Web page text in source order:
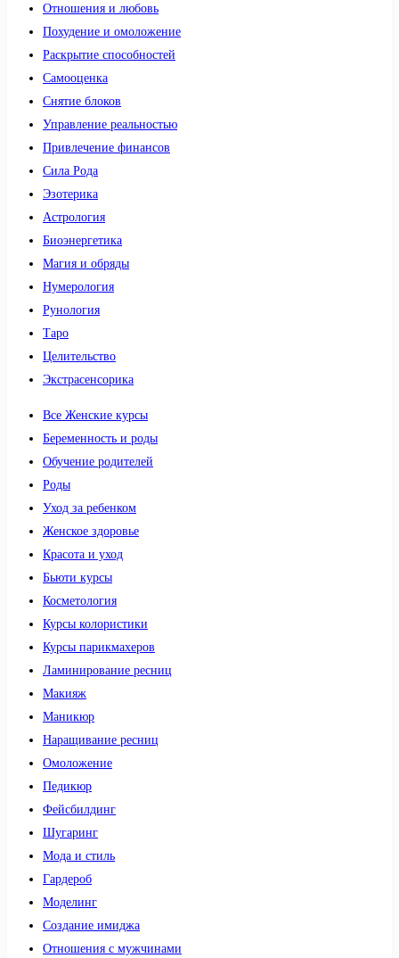
Отношения и любовь
Похудение и омоложение
Раскрытие способностей
Самооценка
Снятие блоков
Управление реальностью
Привлечение финансов
Сила Рода
Эзотерика
Астрология
Биоэнергетика
Магия и обряды
Нумерология
Рунология
Таро
Целительство
Экстрасенсорика
Все Женские курсы
Беременность и роды
Обучение родителей
Роды
Уход за ребенком
Женское здоровье
Красота и уход
Бьюти курсы
Косметология
Курсы колористики
Курсы парикмахеров
Ламинирование ресниц
Макияж
Маникюр
Наращивание ресниц
Омоложение
Педикюр
Фейсбилдинг
Шугаринг
Мода и стиль
Гардероб
Моделинг
Создание имиджа
Отношения с мужчинами